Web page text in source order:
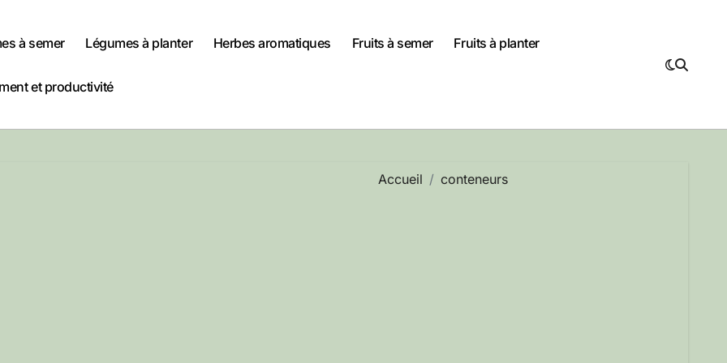
à semer Légumes à planter Herbes aromatiques Fruits à semer Fruits à planter
et productivité
Accueil conteneurs